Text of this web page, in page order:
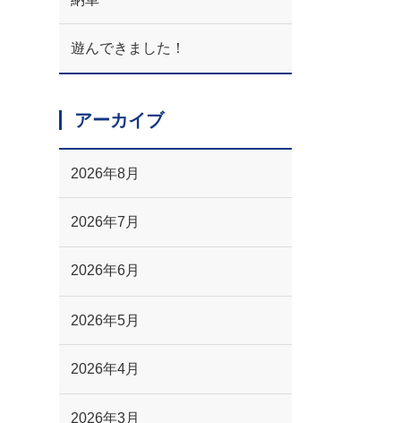
遊んできました！
アーカイブ
2026年8月
2026年7月
2026年6月
2026年5月
2026年4月
2026年3月